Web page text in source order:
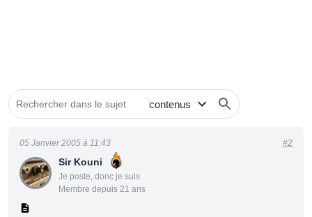
Sir Kouni
Je poste, donc je suis
Membre depuis 21 ans
05 Janvier 2005 à 11:43 #2